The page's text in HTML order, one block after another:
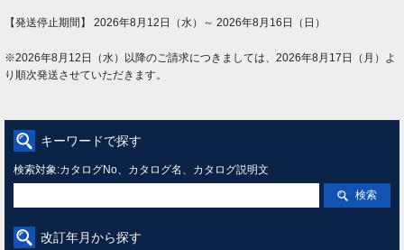
【発送停止期間】 2026年8月12日（水）～ 2026年8月16日（日）
※2026年8月12日（水）以降のご請求につきましては、2026年8月17日（月）よ
り順次発送させていただきます。
キーワードで探す
検索対象:カタログNo、カタログ名、カタログ説明文
検索
改訂年月から探す